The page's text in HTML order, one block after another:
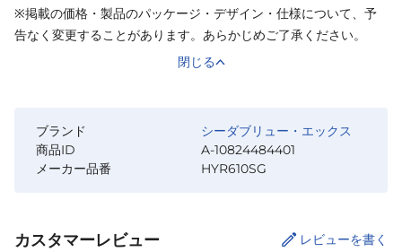
※掲載の価格・製品のパッケージ・デザイン・仕様について、予
告なく変更することがあります。あらかじめご了承ください。
閉じる
ブランド
シーダブリュー・エックス
商品ID
A-10824484401
メーカー品番
HYR610SG
カスタマーレビュー レビューを書く